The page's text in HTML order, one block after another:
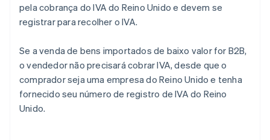
pela cobrança do IVA do Reino Unido e devem se
registrar para recolher o IVA.
Se a venda de bens importados de baixo valor for B2B,
o vendedor não precisará cobrar IVA, desde que o
comprador seja uma empresa do Reino Unido e tenha
fornecido seu número de registro de IVA do Reino
Unido.